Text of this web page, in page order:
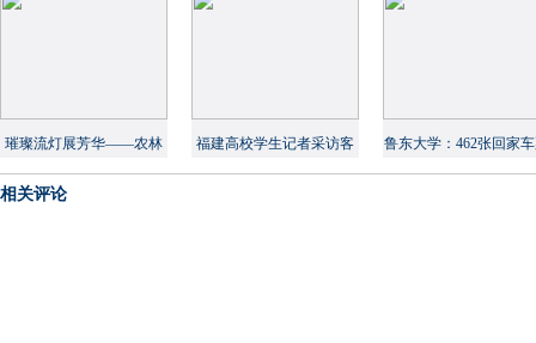
璀璨流灯展芳华——农林
大举办女生节系列活动
福建高校学生记者采访客
家年俗 展现文化自信
鲁东大学：462张回家
让贫困学生过上团圆
相关评论